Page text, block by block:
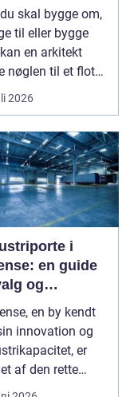
skal bygge om,
til eller bygge
en arkitekt
nøglen til et flot
d...
2026
i
en guide
og
en by kendt
innovation og
er
af den rette
a...